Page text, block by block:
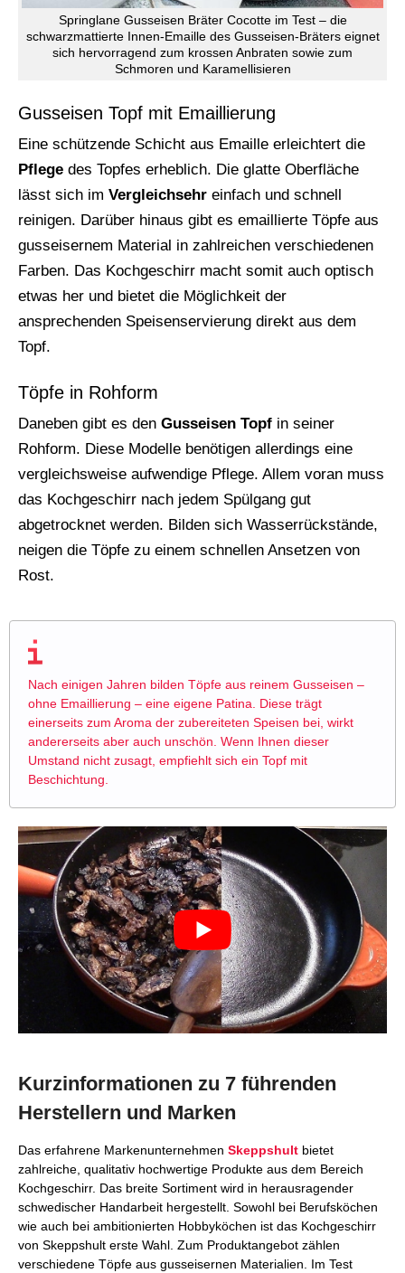
Springlane Gusseisen Bräter Cocotte im Test – die
schwarzmattierte Innen-Emaille des Gusseisen-Bräters eignet
sich hervorragend zum krossen Anbraten sowie zum
Schmoren und Karamellisieren
Gusseisen Topf mit Emaillierung
Eine schützende Schicht aus Emaille erleichtert die
Pflege des Topfes erheblich. Die glatte Oberfläche
lässt sich im Vergleichsehr einfach und schnell
reinigen. Darüber hinaus gibt es emaillierte Töpfe aus
gusseisernem Material in zahlreichen verschiedenen
Farben. Das Kochgeschirr macht somit auch optisch
etwas her und bietet die Möglichkeit der
ansprechenden Speisenservierung direkt aus dem
Topf.
Töpfe in Rohform
Daneben gibt es den Gusseisen Topf in seiner
Rohform. Diese Modelle benötigen allerdings eine
vergleichsweise aufwendige Pflege. Allem voran muss
das Kochgeschirr nach jedem Spülgang gut
abgetrocknet werden. Bilden sich Wasserrückstände,
neigen die Töpfe zu einem schnellen Ansetzen von
Rost.
Nach einigen Jahren bilden Töpfe aus reinem Gusseisen –
ohne Emaillierung – eine eigene Patina. Diese trägt
einerseits zum Aroma der zubereiteten Speisen bei, wirkt
andererseits aber auch unschön. Wenn Ihnen dieser
Umstand nicht zusagt, empfiehlt sich ein Topf mit
Beschichtung.
Kurzinformationen zu 7 führenden
Herstellern und Marken
Das erfahrene Markenunternehmen Skeppshult bietet
zahlreiche, qualitativ hochwertige Produkte aus dem Bereich
Kochgeschirr. Das breite Sortiment wird in herausragender
schwedischer Handarbeit hergestellt. Sowohl bei Berufsköchen
wie auch bei ambitionierten Hobbyköchen ist das Kochgeschirr
von Skeppshult erste Wahl. Zum Produktangebot zählen
verschiedene Töpfe aus gusseisernen Materialien. Im Test